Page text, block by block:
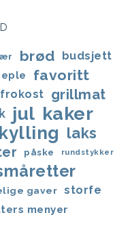
brød budsjett
eple favoritt
frokost grillmat
jul kaker
kylling laks
påske rundstykker
gaver storfe
menyer